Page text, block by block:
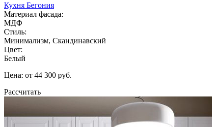
Кухня Бегония
Материал фасада:
МДФ
Стиль:
Минимализм, Скандинавский
Цвет:
Белый
Цена: от 44 300 руб.
Рассчитать